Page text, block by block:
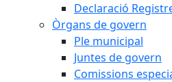
Declaració
Òrgans de govern
Ple municipal
Juntes de govern
Comissions